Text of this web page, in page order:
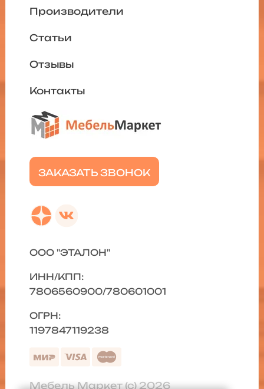
ЗАКАЗАТЬ ЗВОНОК
Производители
Статьи
Отзывы
Контакты
ООО "ЭТАЛОН"
ИНН/КПП:
7806560900/780601001
ОГРН:
1197847119238
Мебель Маркет (с) 2026